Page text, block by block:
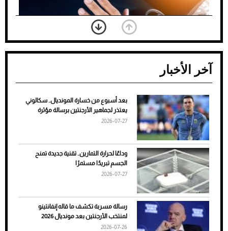
ضعف تبريد مكيف السيارة عند الوقوف.. أشهر
الأسباب والحلول
آخر الأخبار
بعد أسبوع من خسارة المونديال.. سكالوني
يعتذر لجماهير الأرجنتين برسالة مؤثرة
2026-07-27
وداعًا لحرارة التمارين.. تقنية جديدة تمنح
الجسم تبريدًا مستمرًا
2026-07-27
رسالة مسربة تكشف ما قاله إنفانتينو
لمنتخب الأرجنتين بعد مونديال 2026
2026-07-26